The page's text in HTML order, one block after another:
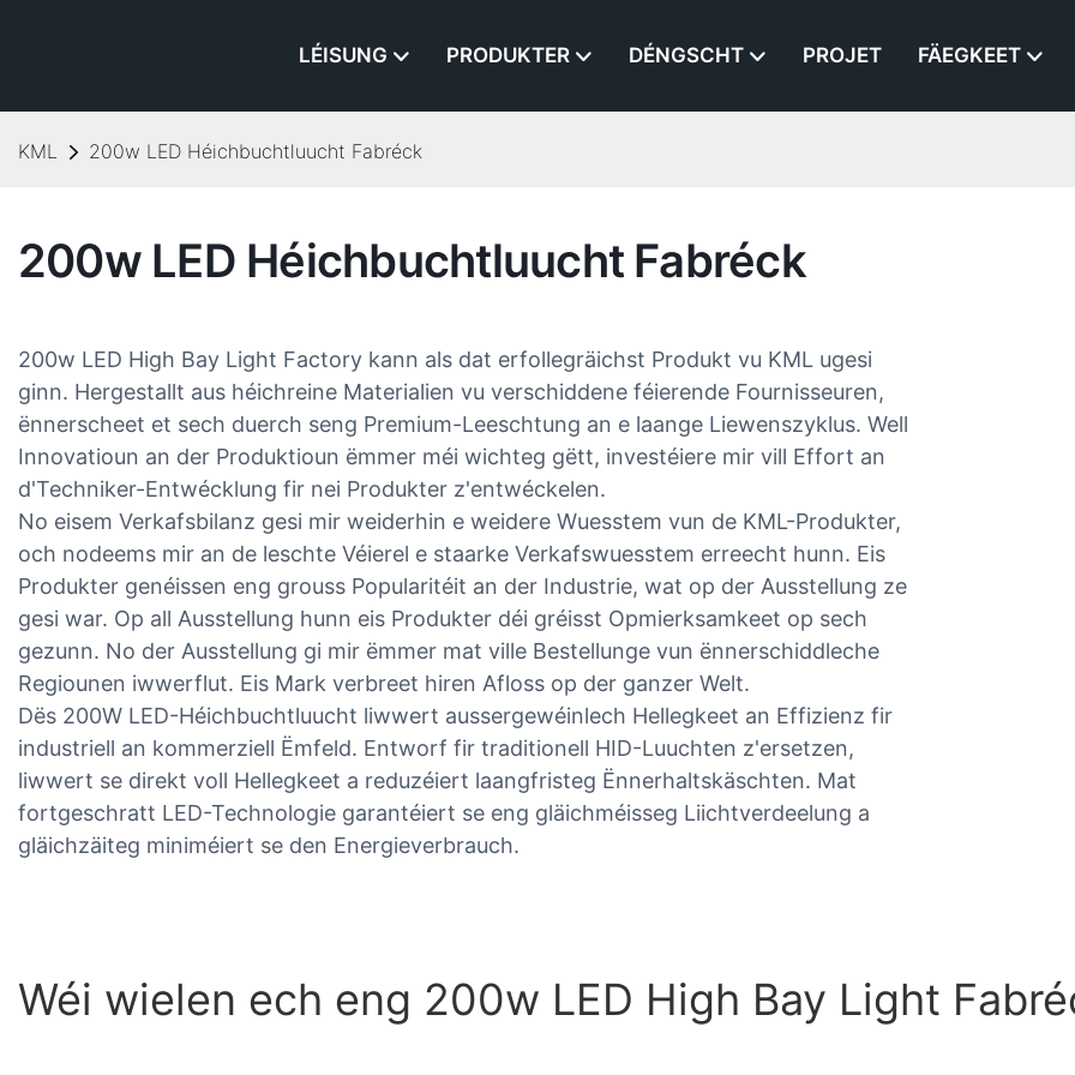
LÉISUNG PRODUKTER DÉNGSCHT PROJET FÄEGKEET
KML 200w LED Héichbuchtluucht Fabréck
200w LED Héichbuchtluucht Fabréck
200w LED High Bay Light Factory kann als dat erfollegräichst Produkt vu KML ugesi
ginn. Hergestallt aus héichreine Materialien vu verschiddene féierende Fournisseuren,
ënnerscheet et sech duerch seng Premium-Leeschtung an e laange Liewenszyklus. Well
Innovatioun an der Produktioun ëmmer méi wichteg gëtt, investéiere mir vill Effort an
d'Techniker-Entwécklung fir nei Produkter z'entwéckelen.
No eisem Verkafsbilanz gesi mir weiderhin e weidere Wuesstem vun de KML-Produkter,
och nodeems mir an de leschte Véierel e staarke Verkafswuesstem erreecht hunn. Eis
Produkter genéissen eng grouss Popularitéit an der Industrie, wat op der Ausstellung ze
gesi war. Op all Ausstellung hunn eis Produkter déi gréisst Opmierksamkeet op sech
gezunn. No der Ausstellung gi mir ëmmer mat ville Bestellunge vun ënnerschiddleche
Regiounen iwwerflut. Eis Mark verbreet hiren Afloss op der ganzer Welt.
Dës 200W LED-Héichbuchtluucht liwwert aussergewéinlech Hellegkeet an Effizienz fir
industriell an kommerziell Ëmfeld. Entworf fir traditionell HID-Luuchten z'ersetzen,
liwwert se direkt voll Hellegkeet a reduzéiert laangfristeg Ënnerhaltskäschten. Mat
fortgeschratt LED-Technologie garantéiert se eng gläichméisseg Liichtverdeelung a
gläichzäiteg miniméiert se den Energieverbrauch.
Wéi wielen ech eng 200w LED High Bay Light